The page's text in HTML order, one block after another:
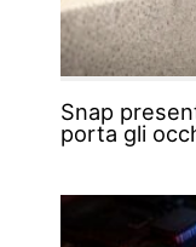
Snap
porta gli